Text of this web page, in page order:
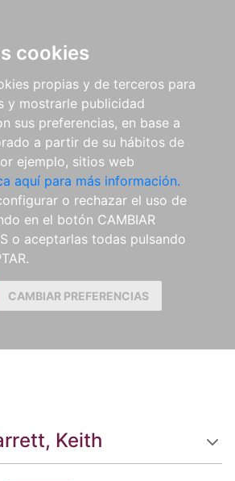
cookies
propias y de terceros para
y mostrarle publicidad
sus preferencias, en base a
a partir de su hábitos de
ejemplo, sitios web
aquí para más información.
o rechazar el uso de
en el botón CAMBIAR
o aceptarlas todas pulsando
CAMBIAR PREFERENCIAS
Keith